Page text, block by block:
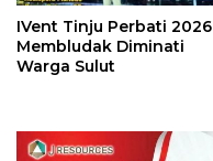
IVent Tinju Perbati 2026
Membludak Diminati
Warga Sulut